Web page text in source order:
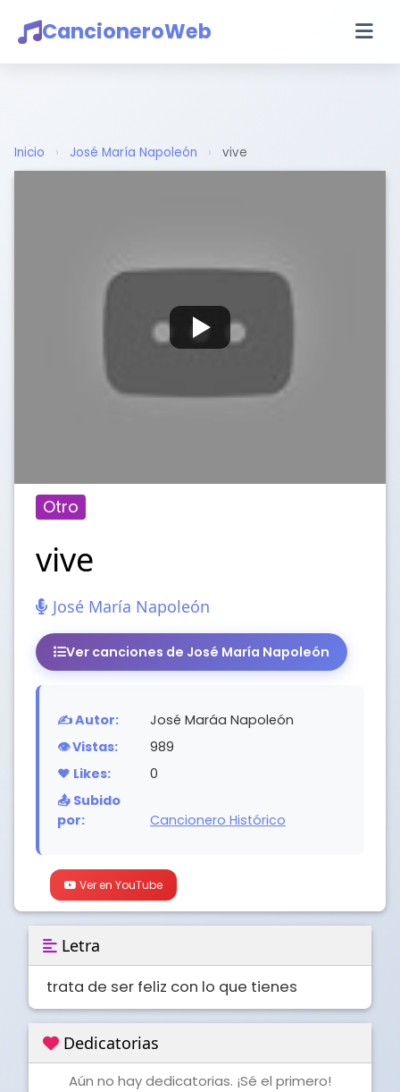
CancioneroWeb
Inicio › José María Napoleón › vive
Otro
vive
José María Napoleón
Ver canciones de José María Napoleón
✍️ Autor:
José Maráa Napoleón
👁️ Vistas:
989
❤️ Likes:
0
📤 Subido
por:
Cancionero Histórico
Ver en YouTube
Letra
trata de ser feliz con lo que tienes
Dedicatorias
Aún no hay dedicatorias. ¡Sé el primero!